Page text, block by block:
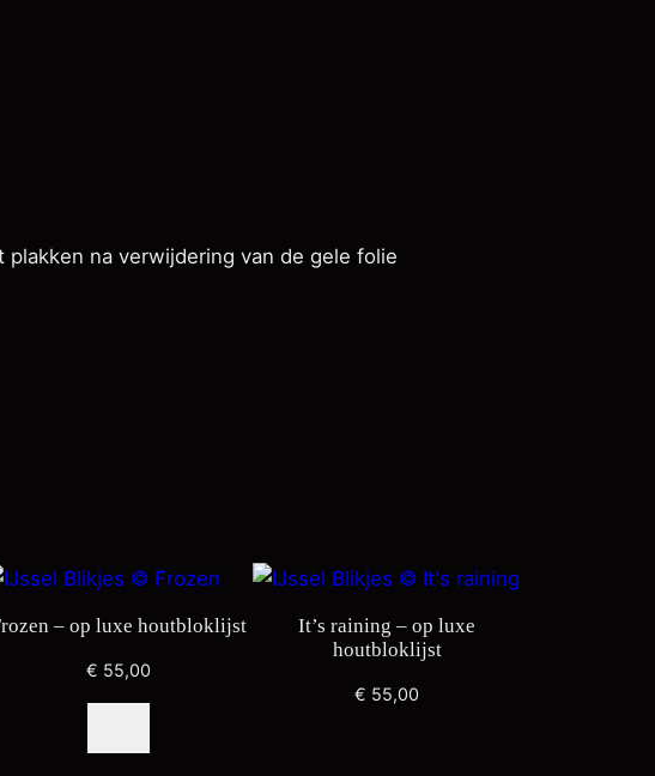
na verwijdering van de gele folie
– op luxe houtbloklijst
€ 55,00
It’s raining – op luxe
houtbloklijst
€ 55,00